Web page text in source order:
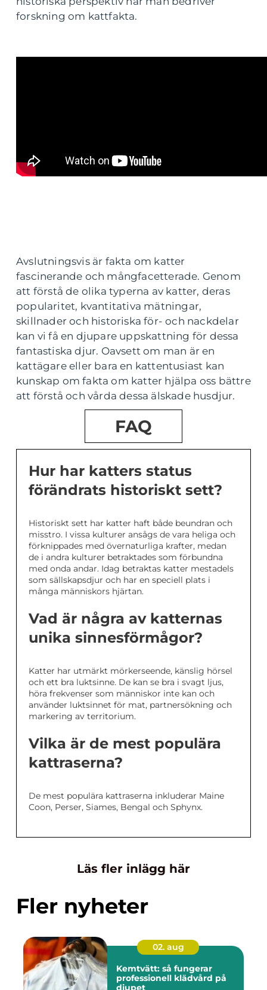
forskning om kattfakta.
Avslutningsvis är fakta om katter
fascinerande och mångfacetterade. Genom
att förstå de olika typerna av katter, deras
popularitet, kvantitativa mätningar,
skillnader och historiska för- och nackdelar
kan vi få en djupare uppskattning för dessa
fantastiska djur. Oavsett om man är en
kattägare eller bara en kattentusiast kan
kunskap om fakta om katter hjälpa oss bättre
att förstå och vårda dessa älskade husdjur.
FAQ
Hur har katters status
förändrats historiskt sett?
Historiskt sett har katter haft både beundran och
misstro. I vissa kulturer ansågs de vara heliga och
förknippades med övernaturliga krafter, medan
de i andra kulturer betraktades som förbundna
med onda andar. Idag betraktas katter mestadels
som sällskapsdjur och har en speciell plats i
många människors hjärtan.
Vad är några av katternas
unika sinnesförmågor?
Katter har utmärkt mörkerseende, känslig hörsel
och ett bra luktsinne. De kan se bra i svagt ljus,
höra frekvenser som människor inte kan och
använder luktsinnet för mat, partnersökning och
markering av territorium.
Vilka är de mest populära
kattraserna?
De mest populära kattraserna inkluderar Maine
Coon, Perser, Siames, Bengal och Sphynx.
Läs fler inlägg här
Fler nyheter
02. aug
Kemtvätt: så fungerar
professionell klädvård på
djupet